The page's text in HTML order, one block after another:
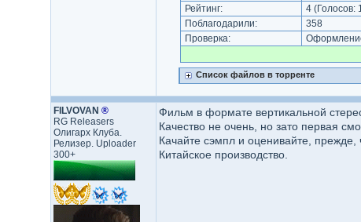
Рейтинг: 4(Голосов:
Поблагодарили:
358
Проверка:
Список файлов в торренте
FILVOVAN ®
RG Releasers
Олигарх Клуба.
Релизер. Uploader
300+
Фильм в формате вертикальной
Качество не очень, но зато первая
Качайте сэмпл и оценивайте,
Китайское производство.